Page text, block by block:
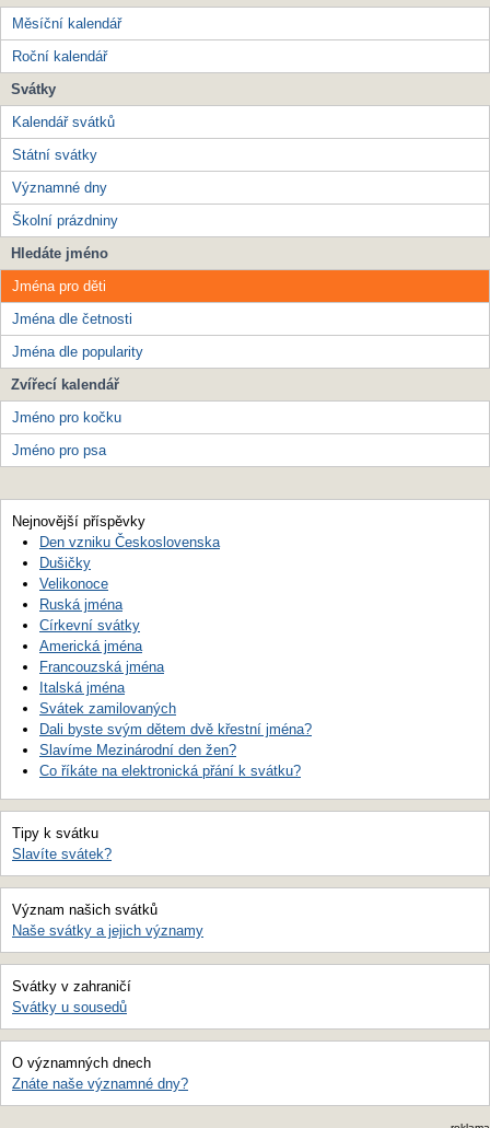
Měsíční kalendář
Roční kalendář
Svátky
Kalendář svátků
Státní svátky
Významné dny
Školní prázdniny
Hledáte jméno
Jména pro děti
Jména dle četnosti
Jména dle popularity
Zvířecí kalendář
Jméno pro kočku
Jméno pro psa
Nejnovější příspěvky
Den vzniku Československa
Dušičky
Velikonoce
Ruská jména
Církevní svátky
Americká jména
Francouzská jména
Italská jména
Svátek zamilovaných
Dali byste svým dětem dvě křestní jména?
Slavíme Mezinárodní den žen?
Co říkáte na elektronická přání k svátku?
Tipy k svátku
Slavíte svátek?
Význam našich svátků
Naše svátky a jejich významy
Svátky v zahraničí
Svátky u sousedů
O významných dnech
Znáte naše významné dny?